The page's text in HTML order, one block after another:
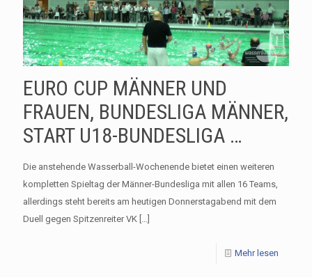
EURO CUP MÄNNER UND
FRAUEN, BUNDESLIGA MÄNNER,
START U18-BUNDESLIGA …
Die anstehende Wasserball-Wochenende bietet einen weiteren
kompletten Spieltag der Männer-Bundesliga mit allen 16 Teams,
allerdings steht bereits am heutigen Donnerstagabend mit dem
Duell gegen Spitzenreiter VK […]
Mehr lesen